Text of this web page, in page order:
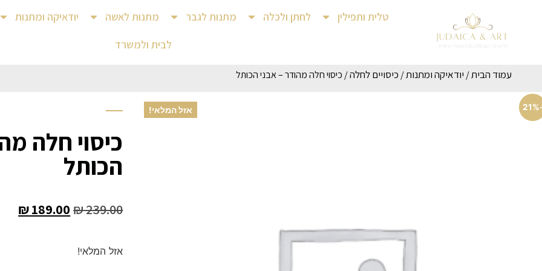
טלית ותפילין לחתן ולכלה מתנות לגבר מתנות לאשה יודאיקה ומתנות
לבית ולמשרד
עמוד הבית/ יודאיקה ומתנות/ כיסויים לחלה/ כיסוי חלה מהודר – אבני הכותל
אזל המלאי! -
כיסוי חלה
הכותל
₪239.00
₪189.00
אזל המלאי!